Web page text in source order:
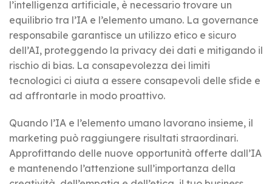
l’intelligenza artificiale, è necessario trovare un
equilibrio tra l’IA e l’elemento umano. La governance
responsabile garantisce un utilizzo etico e sicuro
dell’AI, proteggendo la privacy dei dati e mitigando il
rischio di bias. La consapevolezza dei limiti
tecnologici ci aiuta a essere consapevoli delle sfide e
ad affrontarle in modo proattivo.
Quando l’IA e l’elemento umano lavorano insieme, il
marketing può raggiungere risultati straordinari.
Approfittando delle nuove opportunità offerte dall’IA
e mantenendo l’attenzione sull’importanza della